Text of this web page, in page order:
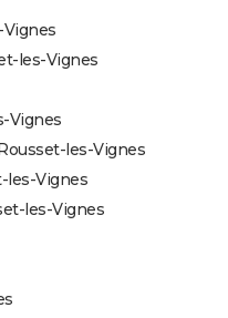
les-Vignes
Vignes
les-Vignes
les-Vignes
les-Vignes